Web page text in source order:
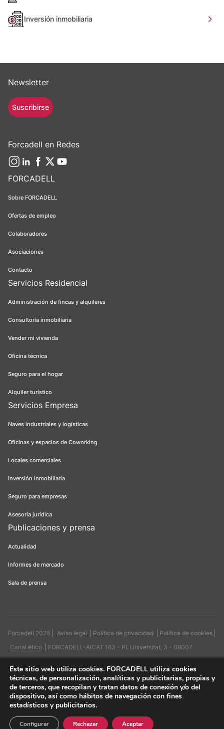
Inversión inmobiliaria
FORCADELL
Sobre FORCADELL
Ofertas de empleo
Colaboradores
Asociaciones
Contacto
Servicios Residencial
Administración de fincas y alquileres
Consultoría inmobiliaria
Vender mi vivienda
Oficina técnica
Seguro para el hogar
Alquiler turístico
Servicios Empresa
Naves industriales y logísticas
Oficinas y espacios de Coworking
Locales comerciales
Inversión inmobiliaria
Seguro para empresas
Asesoría jurídica
Publicaciones y prensa
Actualidad
Informes de mercado
Sala de prensa
Newsletter
Suscribirse
Forcadell en Redes
Forcadell 2026 Aviso legal Política de privacidad
Política de cookies
Canal ético
FORCADELL-AICAT 163 - Pl. Universitat, 3 - 08007
Quiero contactar
Este sitio web utiliza cookies. FORCADELL utiliza cookies
técnicas, de personalización, analíticas y publicitarias, propias y
de terceros, que recopilan y tratan datos de conexión y/o del
dispositivo, así como hábitos de navegación con fines
estadísticos y publicitarios.
Aceptar
Rechazar
Configurar